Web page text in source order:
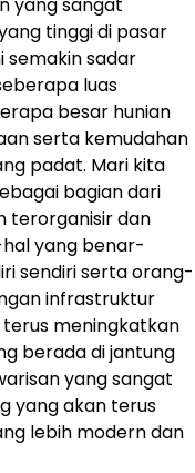
tinggi di pasar
semakin sadar
luas
besar hunian
serta kemudahan
padat. Mari kita
bagian dari
terorganisir dan
yang benar-
sendiri serta orang-
infrastruktur
meningkatkan
berada di jantung
yang sangat
yang akan terus
lebih modern dan